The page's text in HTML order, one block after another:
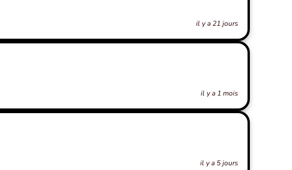
il y a 21 jours
il y a 1 mois
il y a 5 jours